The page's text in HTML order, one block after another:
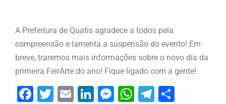
A Prefeitura de Quatis agradece a todos pela
compreensão e lamenta a suspensão do evento! Em
breve, traremos mais informações sobre o novo dia da
primeira FeirArte do ano! Fique ligado com a gente!
Facebook
Twitter
EmailLinkedIn
Messenger
WhatsApp
Telegram